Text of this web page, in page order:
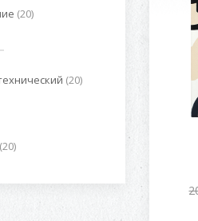
(20)
(20)
(20)